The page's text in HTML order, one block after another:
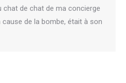
chat de chat de ma concierge
de la bombe, était à son